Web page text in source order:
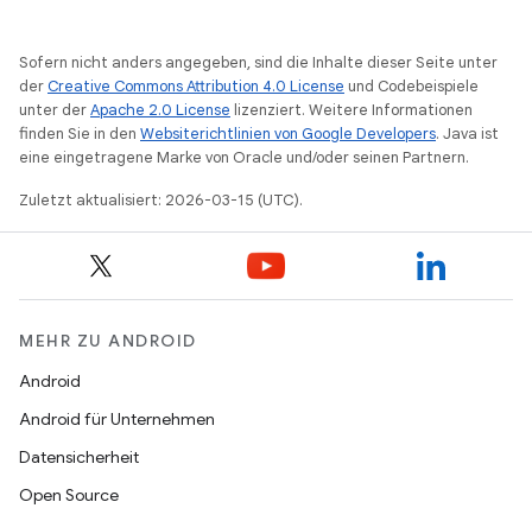
Sofern nicht anders angegeben, sind die Inhalte dieser Seite unter
derCreative Commons Attribution 4.0 License und Codebeispiele
unter derApache 2.0 License lizenziert. Weitere Informationen
finden Sie in den Websiterichtlinien von Google Developers. Java ist
eine eingetragene Marke von Oracle und/oder seinen Partnern.
Zuletzt aktualisiert: 2026-03-15 (UTC).
MEHR ZU ANDROID
Android
Android für Unternehmen
Datensicherheit
Open Source